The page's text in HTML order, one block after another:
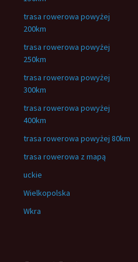
trasa rowerowa powyżej
200km
trasa rowerowa powyżej
250km
trasa rowerowa powyżej
300km
trasa rowerowa powyżej
400km
trasa rowerowa powyżej 80km
trasa rowerowa z mapą
uckie
Wielkopolska
Wkra